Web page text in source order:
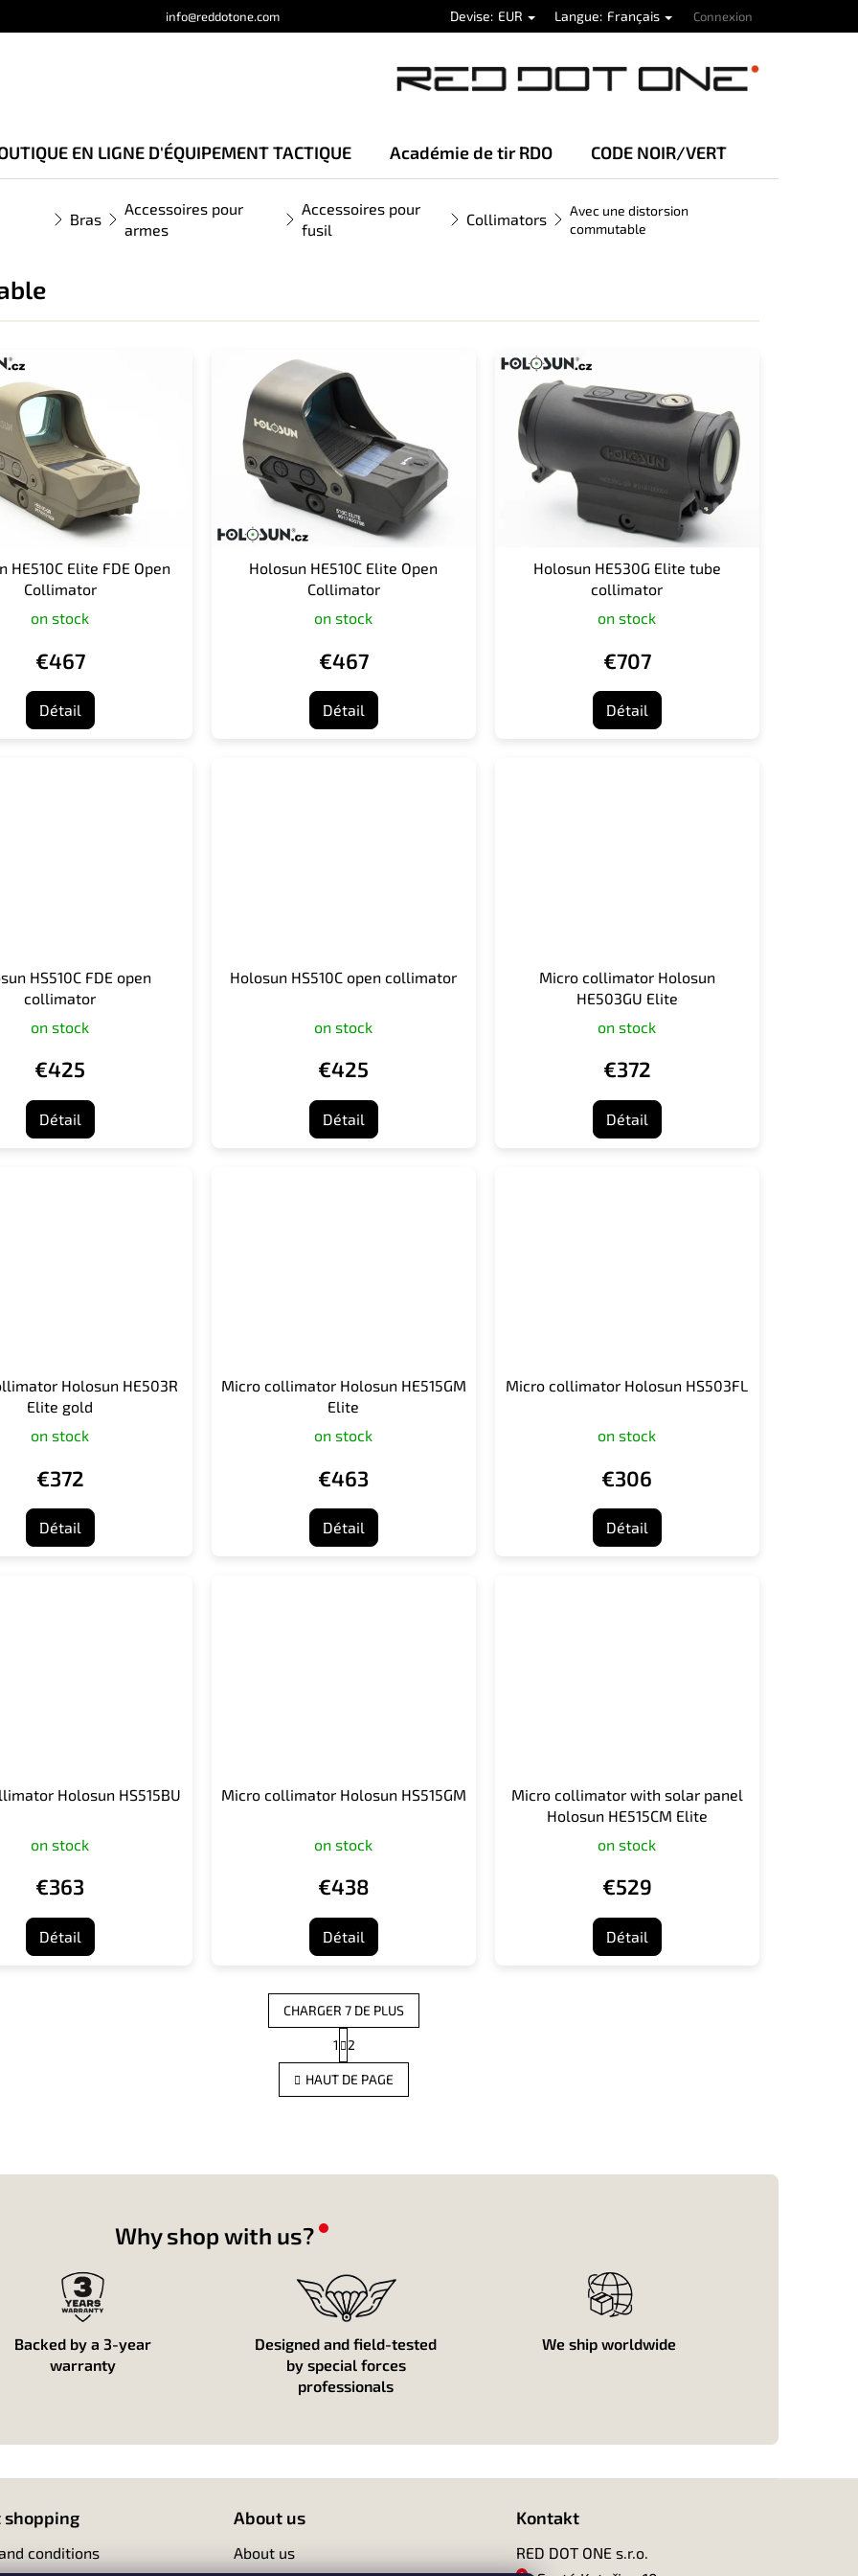
info@reddotone.com Devise EUR Langue Français Connexion
EN LIGNE D'ÉQUIPEMENT TACTIQUE Académie de tir RDO CODE NOIR/VERT
Bras
Accessoires pour
armes
Accessoires pour
fusil
Collimators
Avec une distorsion
commutable
HE510C Elite FDE Open
Collimator
on stock
€467
Détail
Holosun HE510C Elite Open
Collimator
on stock
€467
Détail
Holosun HE530G Elite tube
collimator
on stock
€707
Détail
HS510C FDE open
collimator
on stock
€425
Détail
Holosun HS510C open collimator
on stock
€425
Détail
Micro collimator Holosun
HE503GU Elite
on stock
€372
Détail
Holosun HE503R
Elite gold
on stock
€372
Détail
Micro collimator Holosun HE515GM
Elite
on stock
€463
Détail
Micro collimator Holosun HS503FL
on stock
€306
Détail
Holosun HS515BU
on stock
€363
Détail
Micro collimator Holosun HS515GM
on stock
€438
Détail
Micro collimator with solar panel
Holosun HE515CM Elite
on stock
€529
Détail
C
o
n
e
i
s
t
e
s
CHARGER 7 DE PLUS
P
a
g
i
n
1 2
HAUT DE PAGE
Why shop with us?
Backed by a 3-year
warranty
Designed and field-tested
by special forces
professionals
We ship worldwide
shopping
conditions
About us
About us
Kontakt
RED DOT ONE s.r.o.